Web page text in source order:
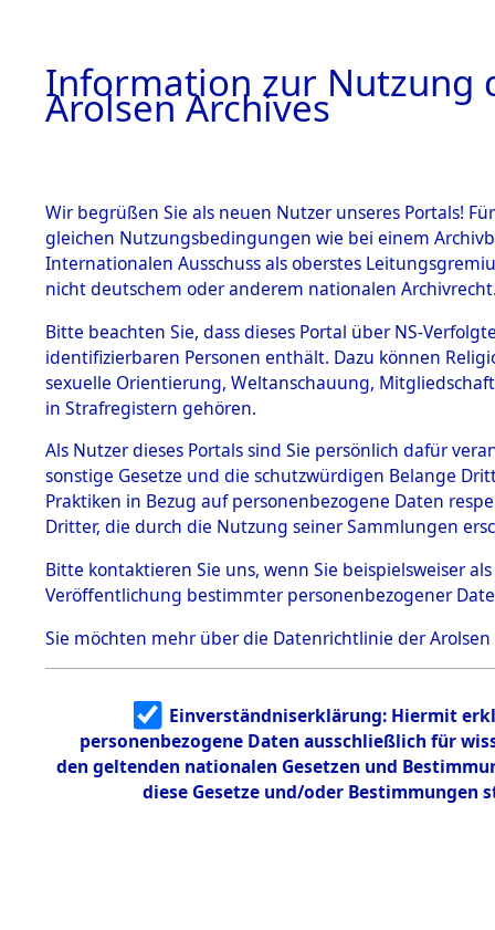
BESTÄNDE
1.
Inhaftierungsdoku
mente
1.2.9 Beim ITS
verwahrte
1.2.9.1
Effekten aus
dem KZ
Dachau
Effekten aus
dem KZ
Dachau,
Landesentsch
ädigungsamt
Effekten aus
dem KZ
Neuengamm
e
1.2.9.4
Effekten nicht
5Akten
DOKUMENTE
Information zur Nutzung
Arolsen Archives
Wir begrüßen Sie als neuen Nutzer unseres Portals!
gleichen Nutzungsbedingungen wie bei einem
Internationalen Ausschuss als oberstes
nicht deutschem oder anderem nationalen
Bitte beachten Sie, dass dieses Portal über NS-
identifizierbaren Personen enthält. Dazu können
sexuelle Orientierung, Weltanschauung,
in Strafregistern gehören.
Als Nutzer dieses Portals sind Sie persönlich dafür
sonstige Gesetze und die schutzwürdigen Belange
Praktiken in Bezug auf personenbezogene Daten
Dritter, die durch die Nutzung seiner Sammlungen
Bitte kontaktieren Sie uns, wenn Sie beispielsweiser
Veröffentlichung bestimmter personenbezogener
Sie möchten mehr über die Datenrichtlinie der Arolsen
Einverständniserklärung: Hiermit
personenbezogene Daten ausschließlich für
den geltenden nationalen Gesetzen und
diese Gesetze und/oder Bestimmungen